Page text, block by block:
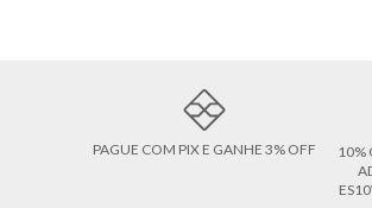
PAGUE COM PIX E GANHE 3% OFF
10%